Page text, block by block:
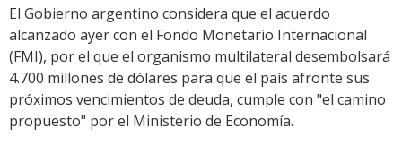
Link
El Gobierno argentino considera que el acuerdo
alcanzado ayer con el Fondo Monetario Internacional
(FMI), por el que el organismo multilateral desembolsará
4.700 millones de dólares para que el país afronte sus
próximos vencimientos de deuda, cumple con "el camino
propuesto" por el Ministerio de Economía.